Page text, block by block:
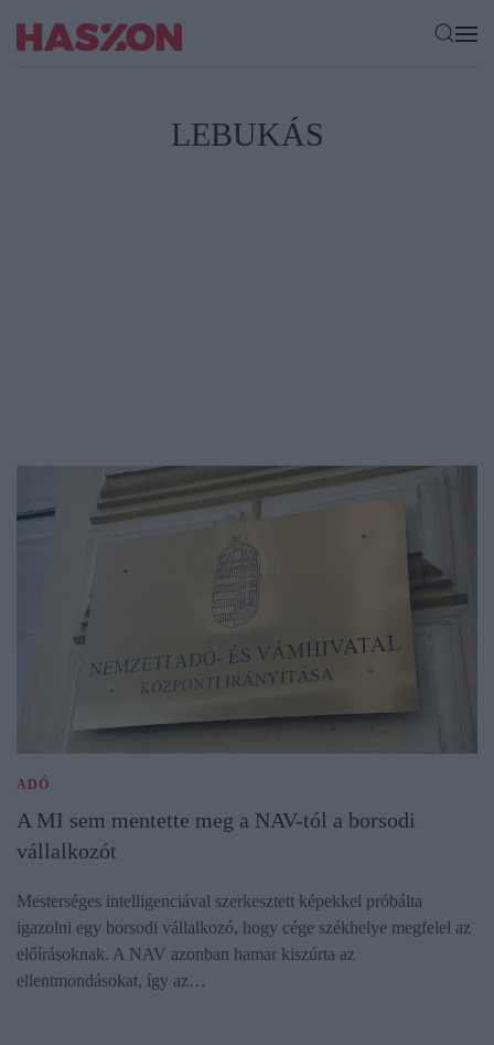
LEBUKÁS
ADÓ
A MI sem mentette meg a NAV-tól a borsodi
vállalkozót
Mesterséges intelligenciával szerkesztett képekkel próbálta
igazolni egy borsodi vállalkozó, hogy cége székhelye megfelel az
előírásoknak. A NAV azonban hamar kiszúrta az
ellentmondásokat, így az…